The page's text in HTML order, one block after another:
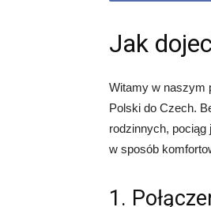
Jak
Witamy w naszym
Polski do Czech.
rodzinnych,
w sposób
1.